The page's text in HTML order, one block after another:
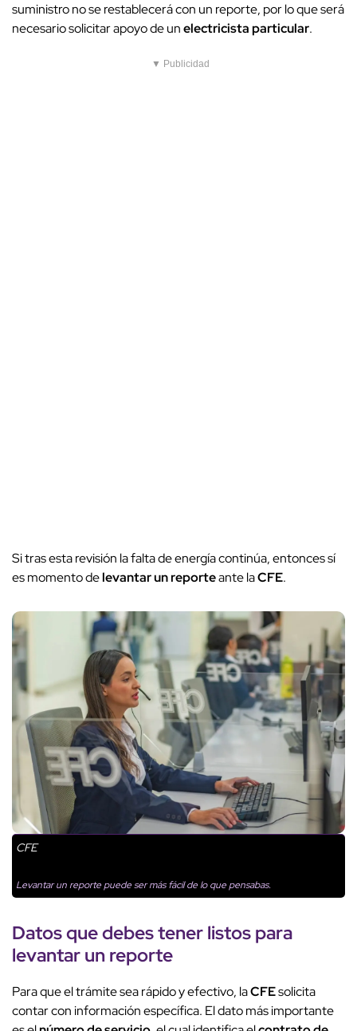
suministro no se restablecerá con un reporte, por lo que será
necesario solicitar apoyo de unelectricista particular.
▼ Publicidad
Si tras esta revisión la falta de energía continúa, entonces sí
es momento delevantar un reporteante laCFE.
CFE
Levantar un reporte puede ser más fácil de lo que pensabas.
Datos que debes tener listos para
levantar un reporte
Para que el trámite sea rápido y efectivo, laCFEsolicita
contar con información específica. El dato más importante